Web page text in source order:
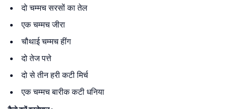
दो चम्मच सरसों का तेल
एक चम्मच जीरा
चौथाई चम्मच हींग
दो तेज पत्ते
दो से तीन हरी कटी मिर्च
एक चम्मच बारीक कटी धनिया